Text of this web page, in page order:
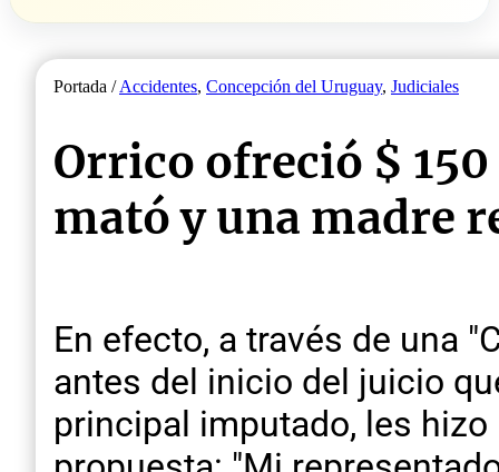
Portada /Accidentes, Concepción del Uruguay, Judiciales
Orrico ofreció $
mató y una madre
En efecto, a través de una
antes del inicio del juicio
principal imputado, les